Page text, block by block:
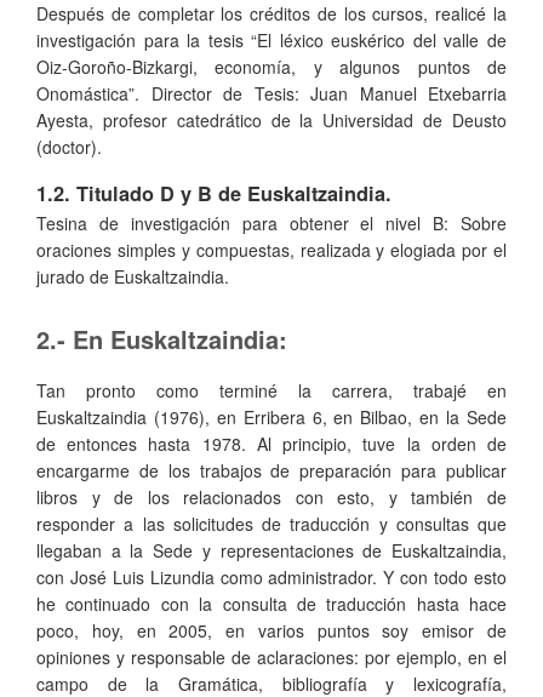
Después de completar los créditos de los cursos, realicé la
investigación para la tesis “El léxico euskérico del valle de
Oiz-Goroño-Bizkargi, economía, y algunos puntos de
Onomástica”. Director de Tesis: Juan Manuel Etxebarria
Ayesta, profesor catedrático de la Universidad de Deusto
(doctor).
1.2. Titulado D y B de Euskaltzaindia.
Tesina de investigación para obtener el nivel B: Sobre
oraciones simples y compuestas, realizada y elogiada por el
jurado de Euskaltzaindia.
2.- En Euskaltzaindia:
Tan pronto como terminé la carrera, trabajé en
Euskaltzaindia (1976), en Erribera 6, en Bilbao, en la Sede
de entonces hasta 1978. Al principio, tuve la orden de
encargarme de los trabajos de preparación para publicar
libros y de los relacionados con esto, y también de
responder a las solicitudes de traducción y consultas que
llegaban a la Sede y representaciones de Euskaltzaindia,
con José Luis Lizundia como administrador. Y con todo esto
he continuado con la consulta de traducción hasta hace
poco, hoy, en 2005, en varios puntos soy emisor de
opiniones y responsable de aclaraciones: por ejemplo, en el
campo de la Gramática, bibliografía y lexicografía,